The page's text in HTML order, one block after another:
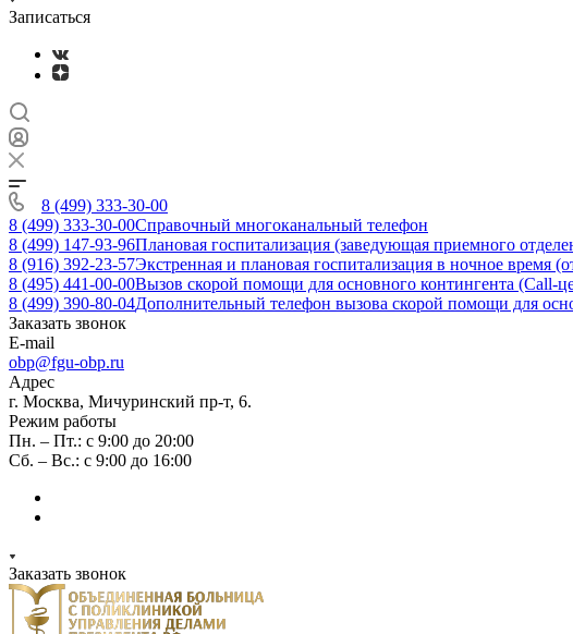
Записаться
8 (499) 333-30-00
8 (499) 333-30-00Справочный многоканальный телефон
8 (499) 147-93-96Плановая госпитализация (заведующая приемного
8 (916) 392-23-57Экстренная и плановая госпитализация в ночное время
8 (495) 441-00-00Вызов скорой помощи для основного контингента (Call-
8 (499) 390-80-04Дополнительный телефон вызова скорой помощи для
Заказать звонок
E-mail
obp@fgu-obp.ru
Адрес
г. Москва, Мичуринский пр-т, 6.
Режим работы
Пн. – Пт.: с 9:00 до 20:00
Сб. – Вс.: с 9:00 до 16:00
Заказать звонок